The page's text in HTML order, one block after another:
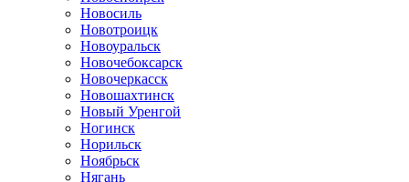
Новосиль
Новотроицк
Новоуральск
Новочебоксарск
Новочеркасск
Новошахтинск
Новый Уренгой
Ногинск
Норильск
Ноябрьск
Нягань